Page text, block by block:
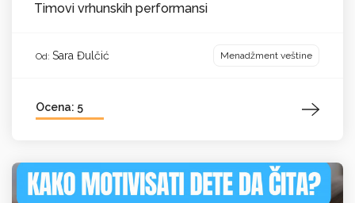
Timovi vrhunskih performansi
Od: Sara Đulčić Menadžment veštine
Ocena: 5